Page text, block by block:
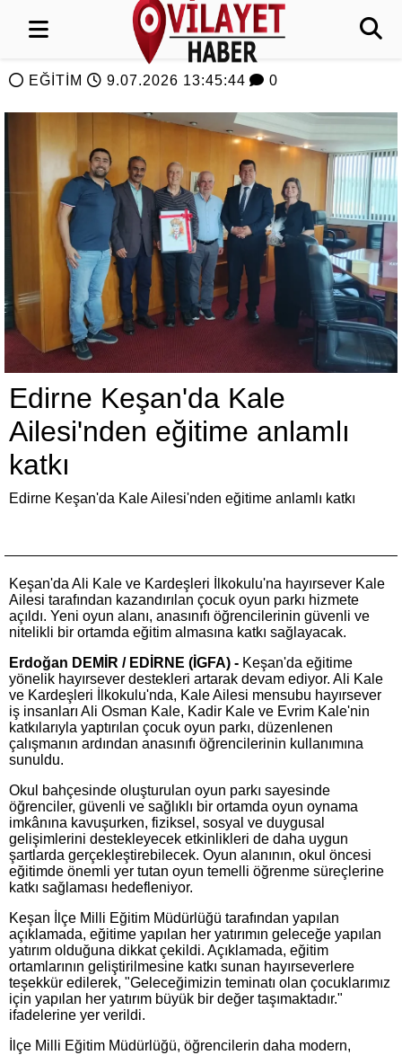
EĞİTİM 9.07.2026 13:45:44 0
Edirne Keşan'da Kale
Ailesi'nden eğitime anlamlı
katkı
Edirne Keşan'da Kale Ailesi'nden eğitime anlamlı katkı
Keşan'da Ali Kale ve Kardeşleri İlkokulu'na hayırsever Kale
Ailesi tarafından kazandırılan çocuk oyun parkı hizmete
açıldı. Yeni oyun alanı, anasınıfı öğrencilerinin güvenli ve
nitelikli bir ortamda eğitim almasına katkı sağlayacak.
Erdoğan DEMİR / EDİRNE (İGFA) - Keşan'da eğitime
yönelik hayırsever destekleri artarak devam ediyor. Ali Kale
ve Kardeşleri İlkokulu'nda, Kale Ailesi mensubu hayırsever
iş insanları Ali Osman Kale, Kadir Kale ve Evrim Kale'nin
katkılarıyla yaptırılan çocuk oyun parkı, düzenlenen
çalışmanın ardından anasınıfı öğrencilerinin kullanımına
sunuldu.
Okul bahçesinde oluşturulan oyun parkı sayesinde
öğrenciler, güvenli ve sağlıklı bir ortamda oyun oynama
imkânına kavuşurken, fiziksel, sosyal ve duygusal
gelişimlerini destekleyecek etkinlikleri de daha uygun
şartlarda gerçekleştirebilecek. Oyun alanının, okul öncesi
eğitimde önemli yer tutan oyun temelli öğrenme süreçlerine
katkı sağlaması hedefleniyor.
Keşan İlçe Milli Eğitim Müdürlüğü tarafından yapılan
açıklamada, eğitime yapılan her yatırımın geleceğe yapılan
yatırım olduğuna dikkat çekildi. Açıklamada, eğitim
ortamlarının geliştirilmesine katkı sunan hayırseverlere
teşekkür edilerek, "Geleceğimizin teminatı olan çocuklarımız
için yapılan her yatırım büyük bir değer taşımaktadır."
ifadelerine yer verildi.
İlçe Milli Eğitim Müdürlüğü, öğrencilerin daha modern,